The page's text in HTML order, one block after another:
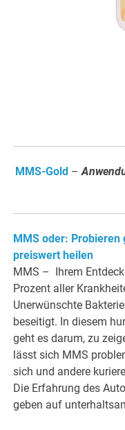
MMS-Gold –
MMS oder: Probieren
preiswert heilen
MMS – Ihrem
Prozent aller
Unerwünschte
beseitigt. In diesem
geht es darum, zu
lässt sich MMS
sich und andere
Die Erfahrung des
geben auf